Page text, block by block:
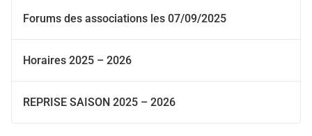
Forums des associations les 07/09/2025
Horaires 2025 – 2026
REPRISE SAISON 2025 – 2026